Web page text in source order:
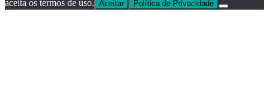
aceita os termos de uso. Aceitar Política de Privacidade